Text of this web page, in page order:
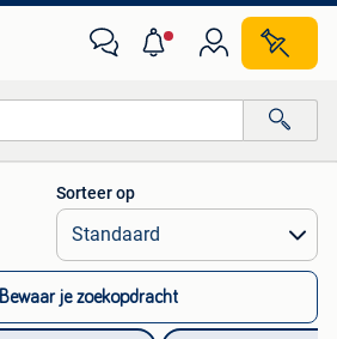
Alle afstanden…
Sorteer op
Bewaar je zoekopdracht